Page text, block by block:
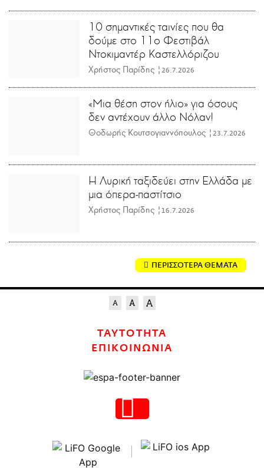
10 σημαντικές ταινίες που θα
δούμε στο 11ο Φεστιβάλ
Ντοκιμαντέρ Καστελλόριζου
Χρήστος Παρίδης | 26.7.2026
«Μια θέση στον ήλιο» για όσους
δεν αντέχουν άλλο Νόλαν!
Θοδωρής Κουτσογιαννόπουλος | 23.7.2026
Η Λυρική ταξιδεύει στην Ελλάδα με
μια όπερα-παστίτσιο
Χρήστος Παρίδης | 16.7.2026
ΠΕΡΙΣΣΟΤΕΡΑ ΘΕΜΑΤΑ
ΤΑΥΤΟΤΗΤΑ
ΕΠΙΚΟΙΝΩΝΙΑ